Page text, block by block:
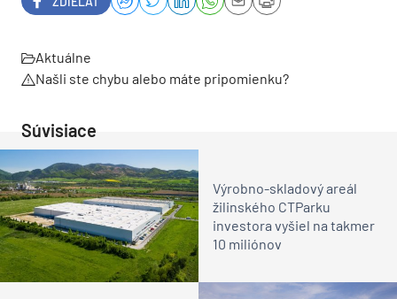
Aktuálne
Našli ste chybu alebo máte pripomienku?
Súvisiace
Výrobno-skladový areál
žilinského CTParku
investora vyšiel na takmer
10 miliónov